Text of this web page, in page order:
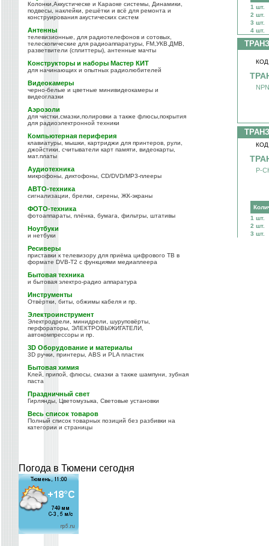
Колонки,Аккустическе и Караоке системы, Динамики,
подвесы, наклейки, решётки и всё для ремонта и
конструирования акустических систем
Антенны
телевизионные, для радиотелефонов и сотовых,
телескопические для радиоаппаратуры, FM,УКВ,ДМВ,
разветвители (сплиттеры), антенные мачты
Конструкторы и наборы Мастер КИТ
для начинающих и опытных радиолюбителей
Видеокамеры
черно-белые и цветные минивидеокамеры и
видеоглазки
Аэрозоли
для чистки,смазки,полировки а также флюсы,покрытия
для радиоэлектронной техники
Компьютерная периферия
клавиатуры, мышки, картриджи для принтеров, рули,
джойстики, считыватели карт памяти, видеокарты,
мат.платы
Аудиотехника
микрофоны, диктофоны, CD/DVD/MP3-плееры
АВТО-техника
сигнализации, брелки, сирены, ЖК-экраны
ФОТО-техника
фотоаппараты, плёнка, бумага, фильтры, штативы
Ноутбуки
и нетбуки
Ресиверы
приставки к телевизору для приёма цифрового ТВ в
формате DVB-T2 с функциями медиаплеера
Бытовая техника
и бытовая электро-радио аппаратура
Инструменты
Отвёртки, биты, обжимы кабеля и пр.
Электроинструмент
Электродрели, минидрели, шуруповёрты,
перфораторы, ЭЛЕКТРОВЫЖИГАТЕЛИ,
автокомпрессоры и пр.
3D Оборудование и материалы
3D ручки, принтеры, ABS и PLA пластик
Бытовая химия
Клей, припой, флюсы, смазки а также шампуни, зубная
паста
Праздничный свет
Гирлянды, Цветомузыка, Световые установки
Весь список товаров
Полный список товарных позиций без разбивки на
категории и страницы
Погода в Тюмени сегодня
1 шт.
2 шт.
3 шт.
4 шт.
КОД
КОД
P-
1 шт.
2 шт.
3 шт.